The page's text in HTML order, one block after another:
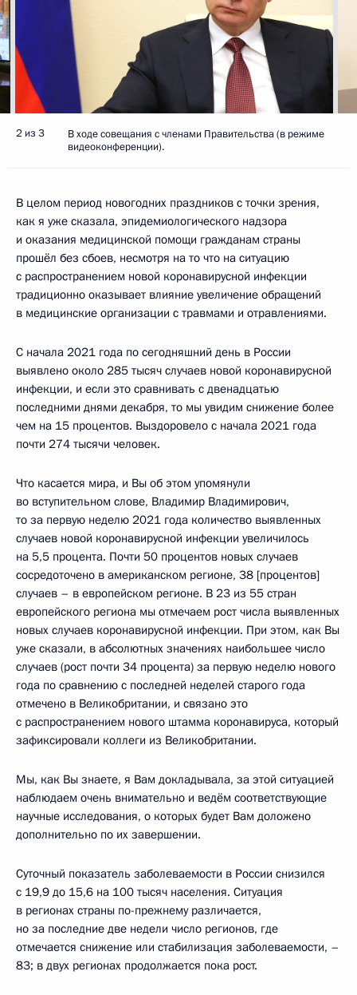
2 из 3
В ходе совещания с членами Правительства (в режиме
видеоконференции).
В целом период новогодних праздников с точки зрения,
как я уже сказала, эпидемиологического надзора
и оказания медицинской помощи гражданам страны
прошёл без сбоев, несмотря на то что на ситуацию
с распространением новой коронавирусной инфекции
традиционно оказывает влияние увеличение обращений
в медицинские организации с травмами и отравлениями.
С начала 2021 года по сегодняшний день в России
выявлено около 285 тысяч случаев новой коронавирусной
инфекции, и если это сравнивать с двенадцатью
последними днями декабря, то мы увидим снижение более
чем на 15 процентов. Выздоровело с начала 2021 года
почти 274 тысячи человек.
Что касается мира, и Вы об этом упомянули
во вступительном слове, Владимир Владимирович,
то за первую неделю 2021 года количество выявленных
случаев новой коронавирусной инфекции увеличилось
на 5,5 процента. Почти 50 процентов новых случаев
сосредоточено в американском регионе, 38 [процентов]
случаев – в европейском регионе. В 23 из 55 стран
европейского региона мы отмечаем рост числа выявленных
новых случаев коронавирусной инфекции. При этом, как Вы
уже сказали, в абсолютных значениях наибольшее число
случаев (рост почти 34 процента) за первую неделю нового
года по сравнению с последней неделей старого года
отмечено в Великобритании, и связано это
с распространением нового штамма коронавируса, который
зафиксировали коллеги из Великобритании.
Мы, как Вы знаете, я Вам докладывала, за этой ситуацией
наблюдаем очень внимательно и ведём соответствующие
научные исследования, о которых будет Вам доложено
дополнительно по их завершении.
Суточный показатель заболеваемости в России снизился
с 19,9 до 15,6 на 100 тысяч населения. Ситуация
в регионах страны по-прежнему различается,
но за последние две недели число регионов, где
отмечается снижение или стабилизация заболеваемости, –
83; в двух регионах продолжается пока рост.